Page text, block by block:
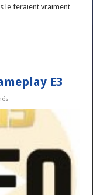
le feraient vraiment
E3
FIFA
15
–
Gameplay